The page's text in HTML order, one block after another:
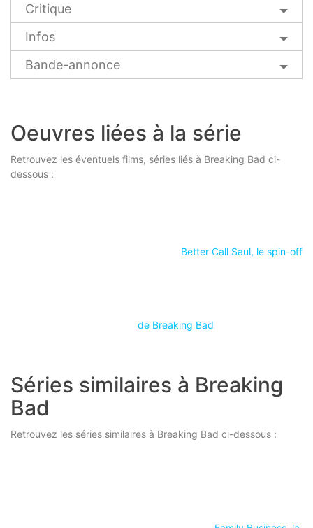
Critique
Infos
Bande-annonce
Oeuvres liées à la série
Retrouvez les éventuels films, séries liés à Breaking Bad ci-
dessous :
Better Call Saul, le spin-off
de Breaking Bad
Séries similaires à Breaking
Bad
Retrouvez les séries similaires à Breaking Bad ci-dessous :